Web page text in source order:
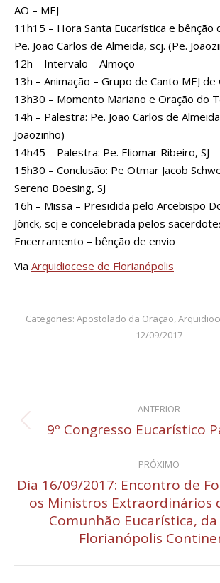
AO – MEJ
11h15 – Hora Santa Eucarística e bênção
Pe. João Carlos de Almeida, scj. (Pe.
12h – Intervalo – Almoço
13h – Animação – Grupo de Canto MEJ de
13h30 – Momento Mariano e Oração do
14h – Palestra: Pe. João Carlos de
Joãozinho)
14h45 – Palestra: Pe. Eliomar Ribeiro, SJ
15h30 – Conclusão: Pe Otmar Jacob
Sereno Boesing, SJ
16h – Missa – Presidida pelo Arcebispo
Jönck, scj e concelebrada pelos
Encerramento – bênção de envio
Via Arquidiocese de Florianópolis
Categories: Apostolado da Oração,
12/09/2017
Navegação
de
ANTERIOR
Post
9º Congresso Eucarístico
PRÓXIMO
Próximo
post:
Dia 16/09/2017: Encontro de
os Ministros Extraordinários
Comunhão Eucarística,
Florianópolis